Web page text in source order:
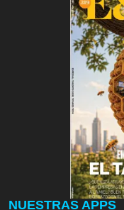
NUESTRAS APPS